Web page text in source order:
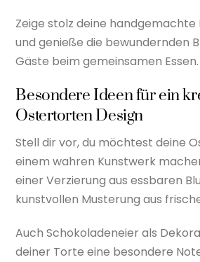
Zeige stolz deine handgemachte
und genieße die bewundernden
Gäste beim gemeinsamen Essen.
Besondere Ideen für ein
Ostertorten Design
Stell dir vor, du möchtest deine
einem wahren Kunstwerk
einer Verzierung aus essbaren
kunstvollen Musterung aus
Auch Schokoladeneier als
deiner Torte eine besondere